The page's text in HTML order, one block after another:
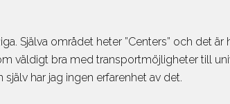
Själva området heter ”Centers” och det
väldigt bra med transportmöjligheter till
själv har jag ingen erfarenhet av det.